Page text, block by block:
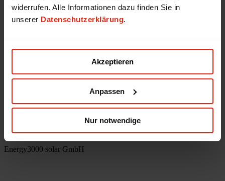
widerrufen. Alle Informationen dazu finden Sie in
unserer Datenschutzerklärung.
Akzeptieren
Anpassen
Nur notwendige
Webshop
office(at)energy3000.com
© Energy3000 solar GmbH 2026
Energy3000 solar GmbH